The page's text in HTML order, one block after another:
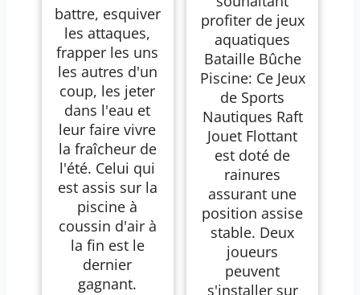
battre, esquiver
les attaques,
frapper les uns
les autres d'un
coup, les jeter
dans l'eau et
leur faire vivre
la fraîcheur de
l'été. Celui qui
est assis sur la
piscine à
coussin d'air à
la fin est le
dernier
gagnant.
profiter de jeux
aquatiques
Bataille Bûche
Piscine: Ce Jeux
de Sports
Nautiques Raft
Jouet Flottant
est doté de
rainures
assurant une
position assise
stable. Deux
joueurs
peuvent
s'installer sur